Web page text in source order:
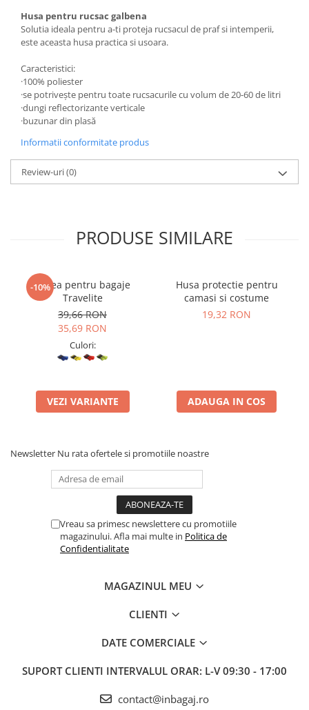
Husa pentru rucsac galbena
Solutia ideala pentru a-ti proteja rucsacul de praf si intemperii,
este aceasta husa practica si usoara.
Caracteristici:
·100% poliester
·se potriveşte pentru toate rucsacurile cu volum de 20-60 de litri
·dungi reflectorizante verticale
·buzunar din plasă
Informatii conformitate produs
Review-uri(0)
PRODUSE SIMILARE
-10%
Curea pentru bagaje
Travelite
39,66 RON
35,69 RON
Culori:
VEZI VARIANTE
Husa protectie pentru
camasi si costume
19,32 RON
ADAUGA IN COS
Newsletter Nu rata ofertele si promotiile noastre
Vreau sa primesc newslettere cu promotiile
magazinului. Afla mai multe in Politica de
Confidentialitate
MAGAZINUL MEU
CLIENTI
DATE COMERCIALE
SUPORT CLIENTI INTERVALUL ORAR: L-V 09:30 - 17:00
contact@inbagaj.ro